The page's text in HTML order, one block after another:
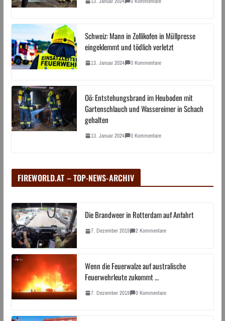
Schweiz: Mann in Zollikofen in Müllpresse
eingeklemmt und tödlich verletzt
13. Januar 2024 0 Kommentare
Oö: Entstehungsbrand im Heuboden mit
Gartenschlauch und Wassereimer in Schach
gehalten
13. Januar 2024 0 Kommentare
FIREWORLD.AT – TOP-NEWS-ARCHIV
Die Brandweer in Rotterdam auf Anfahrt
7. Dezember 2019 2 Kommentare
Wenn die Feuerwalze auf australische
Feuerwehrleute zukommt …
7. Dezember 2019 0 Kommentare